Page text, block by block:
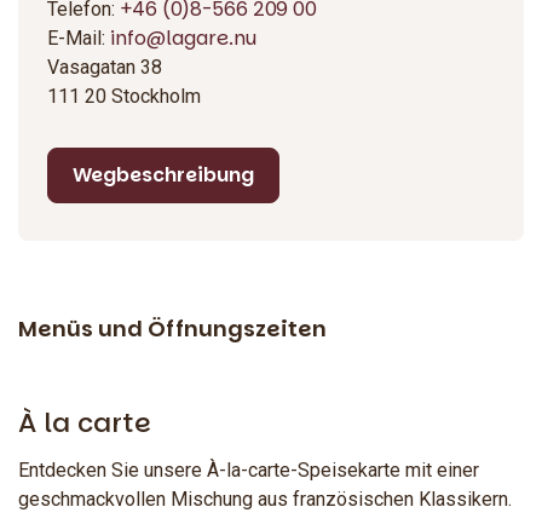
Telefon: +46 (0)8-566 209 00
E-Mail: info@lagare.nu
Vasagatan 38
111 20 Stockholm
Wegbeschreibung
Menüs und Öffnungszeiten
À la carte
Entdecken Sie unsere À-la-carte-Speisekarte mit einer
geschmackvollen Mischung aus französischen Klassikern.